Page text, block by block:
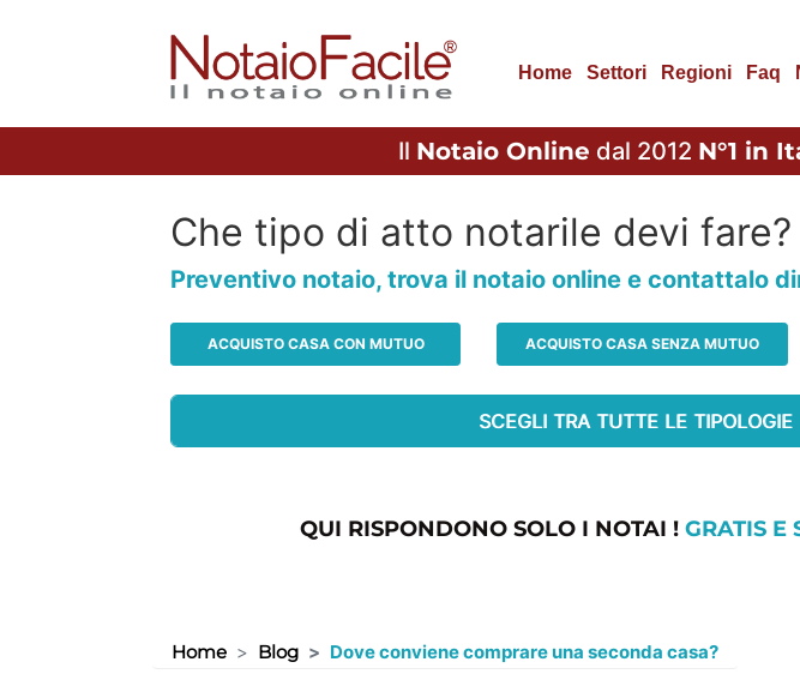
Home Settori Regioni Faq
Il Notaio Online dal 2012 N°1 in
Che tipo di atto notarile devi fare?
Preventivo notaio, trova il notaio online e contattalo
ACQUISTO CASA CON MUTUO ACQUISTO CASA SENZA MUTUO
QUI RISPONDONO SOLO I NOTAI ! GRATIS E
Home Blog Dove conviene comprare una seconda casa?